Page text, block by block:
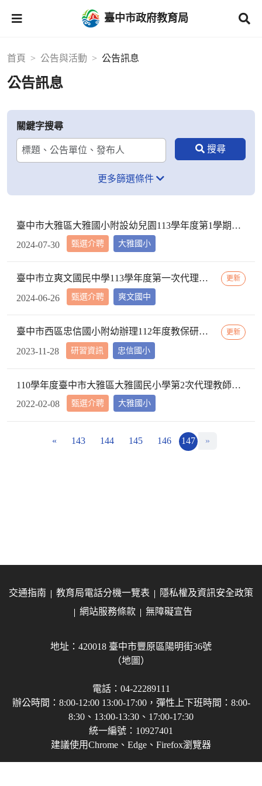
臺中市政府教育局
首頁 公告與活動 公告訊息
公告訊息
關鍵字搜尋
更多篩選條件
甄選介聘
臺中市大雅區大雅國小附設幼兒園113學年度第1學期【代理教師】招考甄選錄取公告，已足額錄取，不續辦甄選作業。
大雅國小
2024-07-30
甄選介聘
臺中市立爽文國民中學113學年度第一次代理教師甄選簡章(一次公告分次招考) 更新
爽文國中
2024-06-26
研習資訊
臺中市西區忠信國小附幼辦理112年度教保研習─ 「嬰幼用藥安全~就是「藥」你好好的」，請鼓勵貴校(園)教保服務人員踴躍參加 更新
忠信國小
2023-11-28
甄選介聘
110學年度臺中市大雅區大雅國民小學第2次代理教師甄選第2次招考結果公告
大雅國小
2022-02-08
« 143 144 145 146 147 »
交通指南 教育局電話分機一覽表
隱私權及資訊安全政策
網站服務條款
無障礙宣告
地址：420018 臺中市豐原區陽明街36號
（地圖）
電話：04-22289111
辦公時間：8:00-12:00 13:00-17:00，彈性上下班時間：8:00-
8:30、13:00-13:30、17:00-17:30
統一編號：10927401
建議使用Chrome、Edge、Firefox瀏覽器